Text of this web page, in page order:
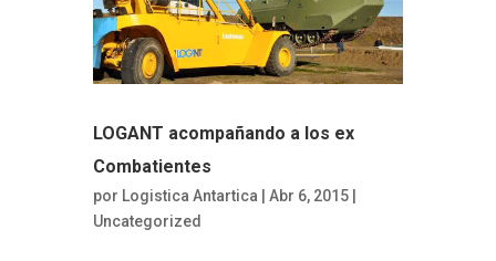
LOGANT acompañando a los ex
Combatientes
por Logistica Antartica | Abr 6, 2015 |
Uncategorized